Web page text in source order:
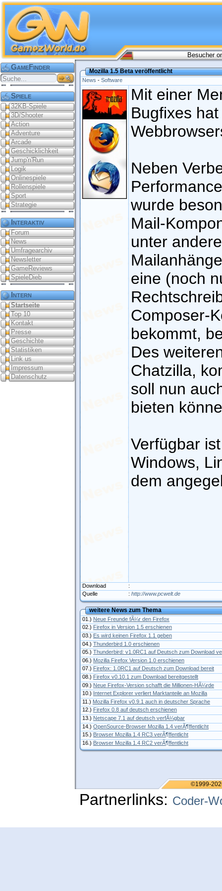
Besucher
GameFinder
Spiele
32KB-Spiele
3D/Shooter
Action
Adventure
Arcade
Geschicklichkeit
Jump'n'Run
Logik
Onlinespiele
Rollenspiele
Sport
Strategie
Interaktiv
Forum
News
Umfragearchiv
Newsletter
GameReviews
SpieleDieb
Intern
Startseite
Top 10
Kontakt
Presse
Geschichte
Statistiken
Link us
Impressum
Datenschutz
Mozilla 1.5 Beta veröffentlicht
News - Software
Mit einer
Bugfixes
Neben
wurde
Mail-
unter
eine (noch
Composer-
bekommt,
Des
Chatzilla,
soll nun
bieten
Verfügbar
Windows,
dem
Download
:
Quelle
: http://www.pcwelt.de
weitere News zum Thema
01.) Neue Freunde fÃ¼r den Firefox
02.) Firefox in Version 1.5 erschienen
03.) Es wird keinen Firefox 1.1 geben
04.) Thunderbird 1.0 erschienen
05.) Thunderbird: v1.0RC1 auf Deutsch zum Download
06.) Mozilla Firefox Version 1.0 erschienen
07.) Firefox: 1.0RC1 auf Deutsch zum Download bereit
08.) Firefox v0.10.1 zum Download bereitgestellt
09.) Neue Firefox-Version schafft die Millionen-HÃ¼rde
10.) Internet Explorer verliert Marktanteile an Mozilla
11.) Mozilla Firefox v0.9.1 auch in deutscher Sprache
12.) Firefox 0.8 auf deutsch erschienen
13.) Netscape 7.1 auf deutsch verfÃ¼gbar
14.) OpenSource-Browser Mozilla 1.4 verÃ¶ffentlicht
15.) Browser Mozilla 1.4 RC3 verÃ¶ffentlicht
16.) Browser Mozilla 1.4 RC2 verÃ¶ffentlicht
©1999-
Partnerlinks: Coder-